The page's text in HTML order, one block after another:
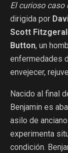
El curioso caso
dirigida por
Scott
Button, un
enfermedades
envejecer,
Nacido al final
Benjamin es
asilo de
experimenta
condición.